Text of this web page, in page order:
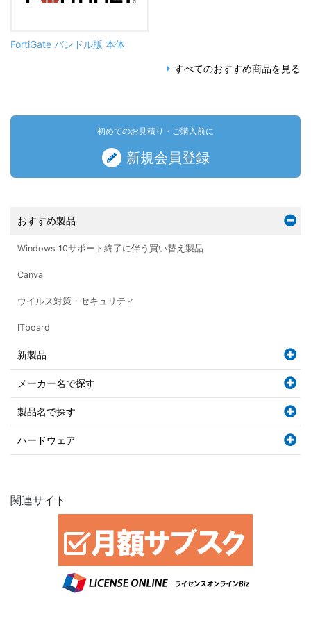
FortiGate バンドル版 本体
すべてのおすすめ商品を見る
初めてのお見積り・ご購入前に
新規会員登録
おすすめ製品
Windows 10サポート終了に伴う買い替え製品
Canva
ウイルス対策・セキュリティ
ITboard
新製品
メーカー名で探す
製品名で探す
ハードウェア
関連サイト